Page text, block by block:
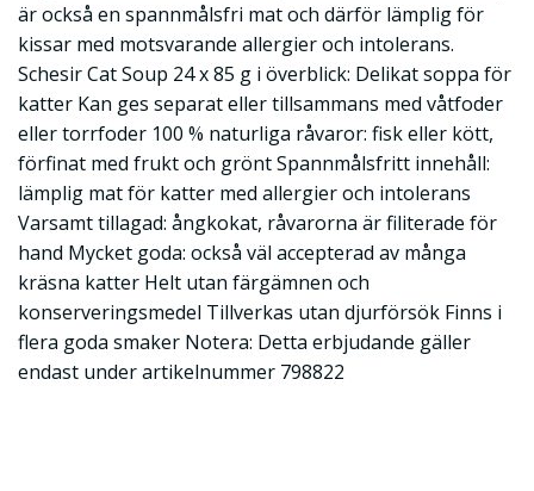
är också en spannmålsfri mat och därför lämplig för
kissar med motsvarande allergier och intolerans.
Schesir Cat Soup 24 x 85 g i överblick: Delikat soppa för
katter Kan ges separat eller tillsammans med våtfoder
eller torrfoder 100 % naturliga råvaror: fisk eller kött,
förfinat med frukt och grönt Spannmålsfritt innehåll:
lämplig mat för katter med allergier och intolerans
Varsamt tillagad: ångkokat, råvarorna är filiterade för
hand Mycket goda: också väl accepterad av många
kräsna katter Helt utan färgämnen och
konserveringsmedel Tillverkas utan djurförsök Finns i
flera goda smaker Notera: Detta erbjudande gäller
endast under artikelnummer 798822